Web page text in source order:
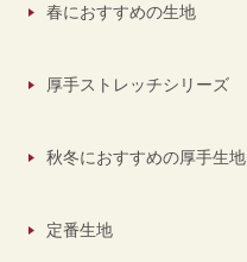
春におすすめの生地
厚手ストレッチシリーズ
秋冬におすすめの厚手生地
定番生地